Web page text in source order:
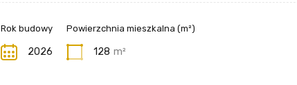
Rok budowy
2026
Powierzchnia mieszkalna (m²)
128 m²